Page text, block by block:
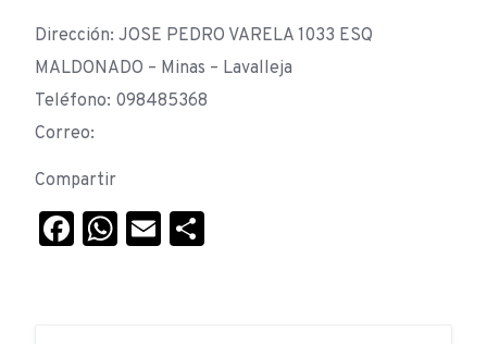
Dirección: JOSE PEDRO VARELA 1033 ESQ
MALDONADO – Minas – Lavalleja
Teléfono: 098485368
Correo:
Compartir
Facebook
WhatsApp
Email